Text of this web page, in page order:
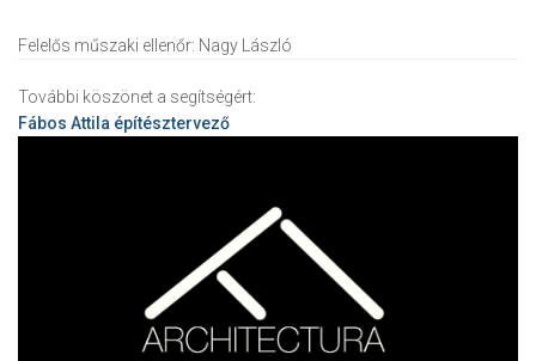
Felelős műszaki ellenőr: Nagy László
További köszönet a segítségért:
Fábos Attila építésztervező